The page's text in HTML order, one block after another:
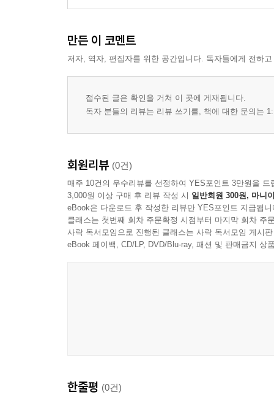
만든 이 코멘트
저자, 역자, 편집자를 위한 공간입니다. 독자들에게 전하
접수된 글은 확인을 거쳐 이 곳에 게재됩니다.
독자 분들의 리뷰는 리뷰 쓰기를, 책에 대한 문의는
회원리뷰 (0건)
매주 10건의 우수리뷰를 선정하여 YES포인트 3만원을 드
3,000원 이상 구매 후 리뷰 작성 시 일반회원 300원, 마니
eBook은 다운로드 후 작성한 리뷰만 YES포인트 지급됩니
클래스는 첫번째 회차 주문확정 시점부터 마지막 회차 주
사락 독서모임으로 진행된 클래스는 사락 독서모임 게시
eBook 페이백, CD/LP, DVD/Blu-ray, 패션 및 판매금지 상
한줄평 (0건)